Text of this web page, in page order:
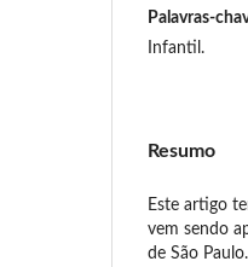
Palavras-
Infantil.
Resumo
Este artigo
vem sendo
de São